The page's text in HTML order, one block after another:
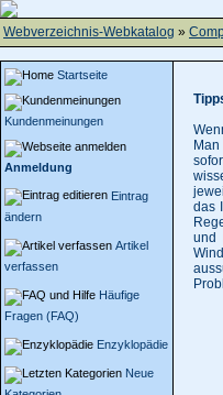
Webverzeichnis-Webkatalog »
Startseite
Kundenmeinungen
Anmeldung
Eintrag
ändern
Artikel
verfassen
Häufige
Fragen (FAQ)
Enzyklopädie
Neue
das
und